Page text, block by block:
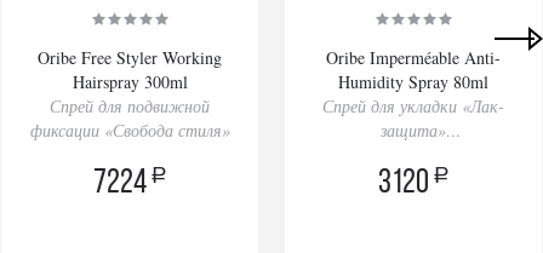
Oribe Free Styler Working
Hairspray 300ml
Спрей для подвижной
фиксации «Свобода стиля»
7224 a
Oribe Imperméable Anti-
Humidity Spray 80ml
Спрей для укладки «Лак-
защита»
3120 a